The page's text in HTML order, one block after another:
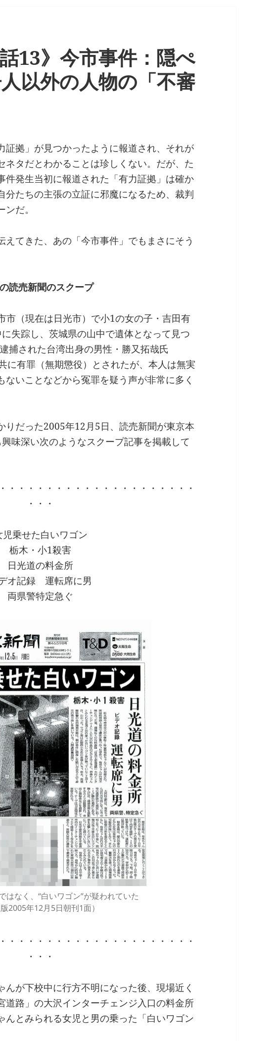
13》今市事件：隠ぺ
以外の人物の「不審
証拠」が見つかったように報道され、それが
ネタだとわかることは珍しくない。だが、た
件発生当初に報道された「有力証拠」は確か
分たちの主張の立証に邪魔になるため、裁判
だ。
えてきた、あの「今市事件」でもまさにそう
読売新聞のスクープ
市（現在は日光市）で小1の女の子・吉田有
失踪し、茨城県の山中で遺体となって見つ
捕された台湾出身の男性・勝又拓哉氏
に有罪（無期懲役）とされたが、本人は無実
ないことなどから冤罪を疑う声が非常に多く
りだった2005年12月5日、読売新聞が東京本
味深い次のようなスクープ記事を掲載して
・・・・・・・・・・・・・・・・・・・・
・・・
児乗せた白いワゴン
栃木・小1殺害
日光道の料金所
オ記録 運転席に男
両県警特定急ぐ
はなく、“白いワゴン”が疑われていた
2005年12月5日朝刊1面）
・・・・・・・・・・・・・・・・・・・・
・・・
んが下校中に行方不明になった後、現場近く
道路」の大沢インターチェンジ入口の料金所
んとみられる女児と男の乗った「白いワゴン